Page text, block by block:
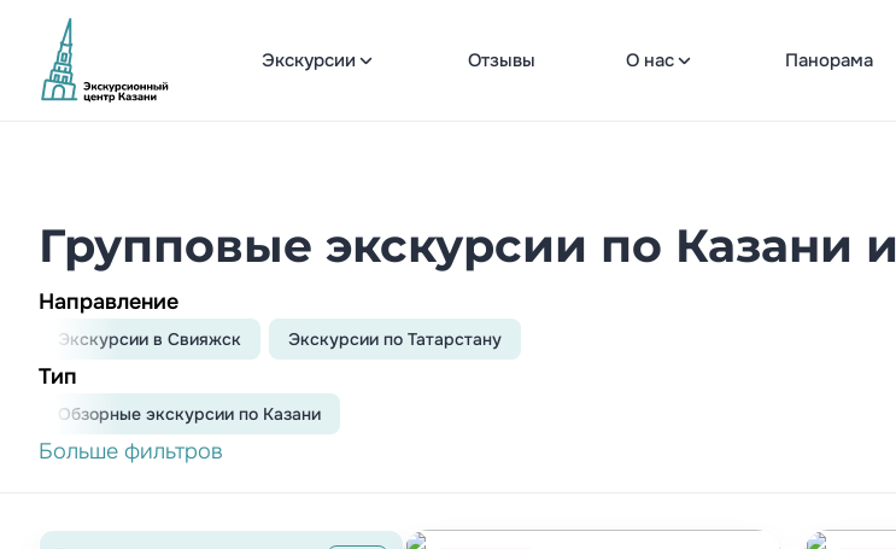
Экскурсии Отзывы О нас Панорама
Групповые экскурсии по Казани
Направление
Экскурсии в Свияжск Экскурсии по Татарстану
Тип
Обзорныe экскурсии по Казани
Больше фильтров